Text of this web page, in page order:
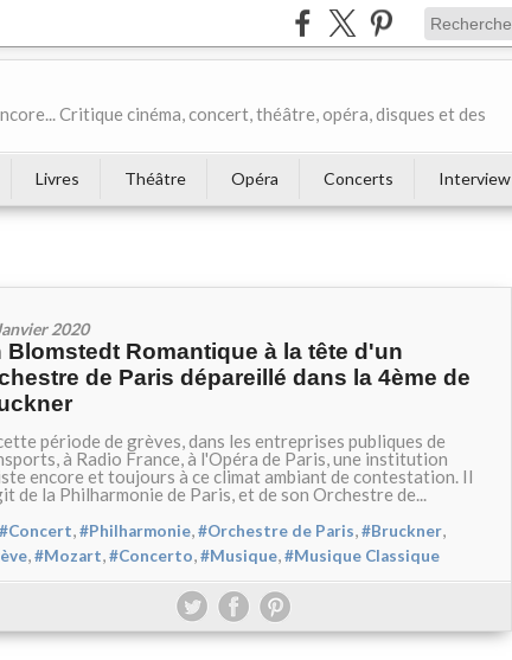
Critique cinéma, concert, théâtre, opéra, disques et des
Livres Théâtre Opéra Concerts Interview
2020
Blomstedt Romantique à la tête d'un
de Paris dépareillé dans la 4ème de
période de grèves, dans les entreprises publiques de
à Radio France, à l'Opéra de Paris, une institution
encore et toujours à ce climat ambiant de contestation. Il
de la Philharmonie de Paris, et de son Orchestre de...
#Concert,#Philharmonie,#Orchestre de Paris,#Bruckner,
,#Mozart,#Concerto,#Musique,#Musique Classique